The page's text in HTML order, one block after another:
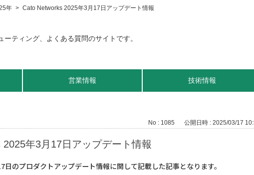
年 > Cato Networks 2025年3月17日アップデート情報
営業情報 技術情報
No : 1085 公開日時 : 2025/03/17
年3月17日アップデート情報
日のプロダクトアップデート情報に関して記載した記事となります。